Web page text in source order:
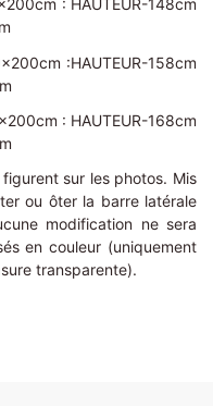
: HAUTEUR-148cm
:HAUTEUR-158cm
: HAUTEUR-168cm
sur les photos. Mis
ou ôter la barre latérale
modification ne sera
en couleur (uniquement
transparente).